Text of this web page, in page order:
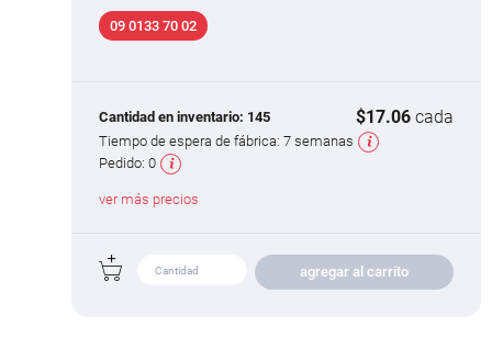
09 0133 70 02
Cantidad en inventario: 145 $17.06 cada
Tiempo de espera de fábrica: 7 semanas
Pedido: 0
ver más precios
agregar al carrito